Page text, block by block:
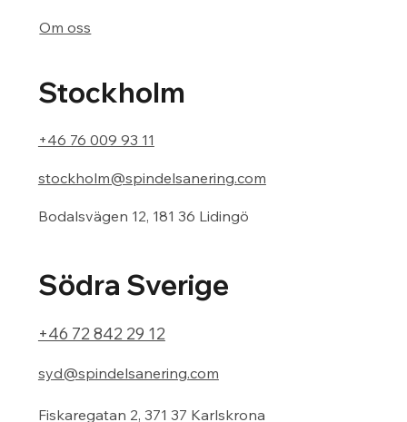
Om oss
Södra Sverige
+46 72 842 29 12
Fiskaregatan 2, 371 37 Karlskrona
syd@spindelsanering.com
Stockholm
+46 76 009 93 11
Bodalsvägen 12, 181 36 Lidingö
stockholm@spindelsanering.com